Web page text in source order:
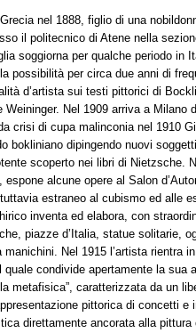
nel 1888, figlio di una
il politecnico di Atene nella
soggiorna per qualche periodo in
possibilità per circa due anni di
d’artista sui testi pittorici di
Weininger. Nel 1909 arriva a Milano
crisi di cupa malinconia nel 1910
bokliniano dipingendo nuovi
scoperto nei libri di Nietzsche.
alcune opere al Salon
estraneo al cubismo ed alle
inventa ed elabora, con
piazze d’Italia, statue solitarie,
Nel 1915 l’artista rientra
condivide apertamente la sua
metafisica”, caratterizzata da un
pittorica di concetti
direttamente ancorata alla